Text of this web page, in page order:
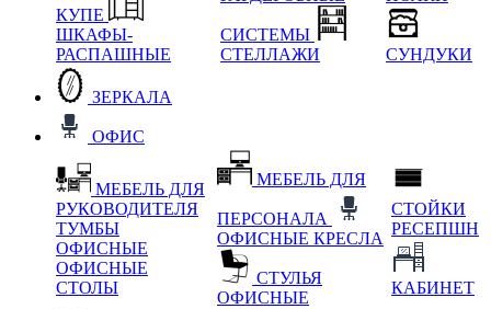
КУПЕ
ШКАФЫ-
РАСПАШНЫЕ
СИСТЕМЫ
СТЕЛЛАЖИ
СУНДУКИ
ЗЕРКАЛА
ОФИС
МЕБЕЛЬ ДЛЯ
РУКОВОДИТЕЛЯ
ТУМБЫ
ОФИСНЫЕ
ОФИСНЫЕ
СТОЛЫ
МЕБЕЛЬ ДЛЯ
ПЕРСОНАЛА
ОФИСНЫЕ КРЕСЛА
СТУЛЬЯ
ОФИСНЫЕ
СТОЙКИ
РЕСЕПШН
КАБИНЕТ